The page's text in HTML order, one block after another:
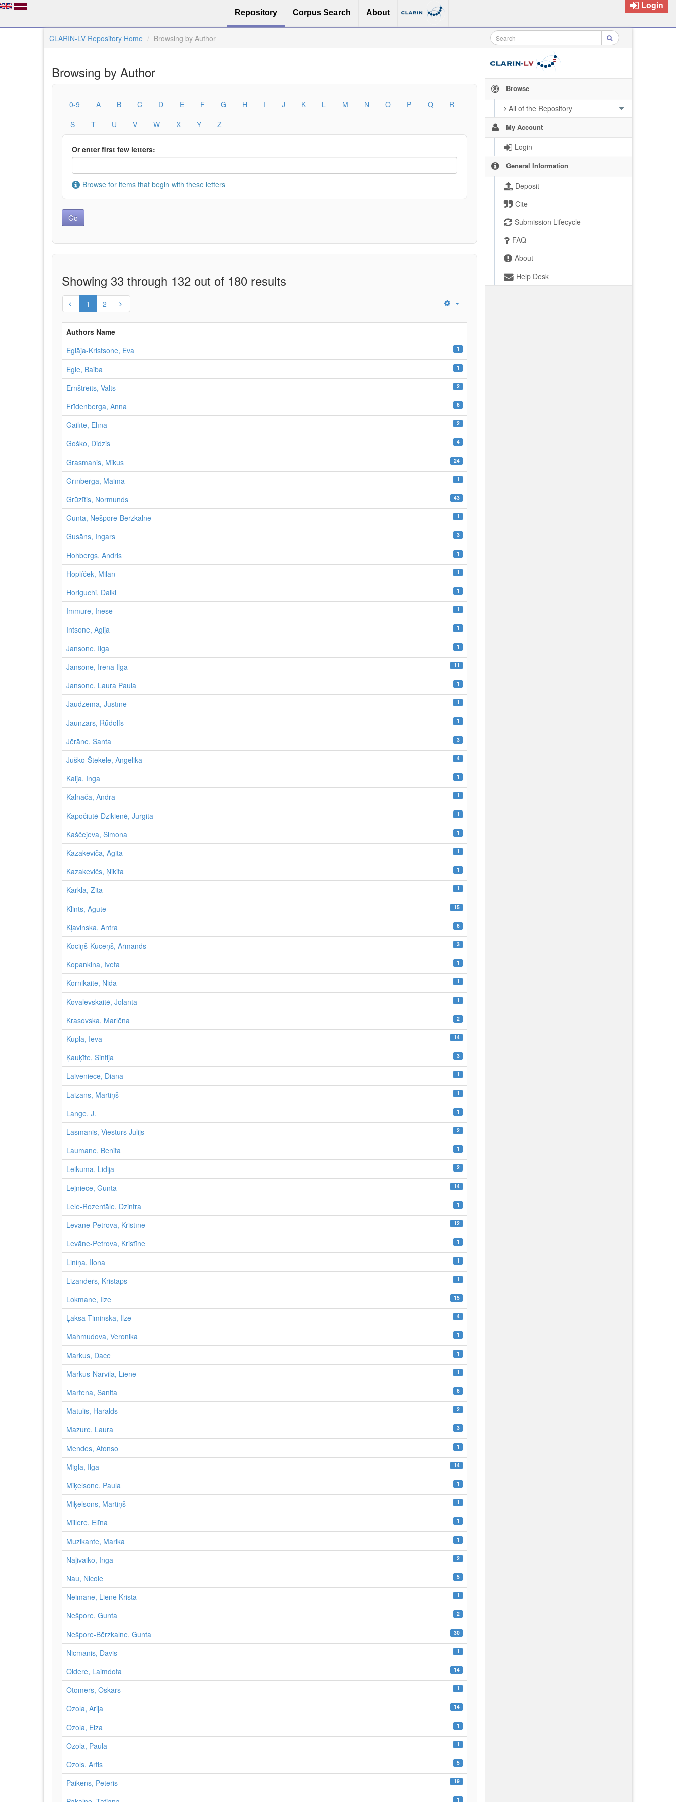
Repository Corpus Search About
Login
CLARIN-LV Repository Home Browsing by Author
Browse
All of the Repository
My Account
Login
General Information
Deposit
Cite
Submission Lifecycle
FAQ
About
Help Desk
Browsing by Author
0-9 A B C D E F G H I J K L M N O P Q
R
S
T U V W X Y Z
Or enter first few letters:
Browse for items that begin with these letters
Showing 33 through 132 out of 180 results
1 2
Authors Name
Eglāja-Kristsone, Eva
1
Egle, Baiba 1
Ernštreits, Valts 2
Frīdenberga, Anna 6
Gailīte, Elīna 2
Goško, Didzis 4
Grasmanis, Mikus 24
Grīnberga, Maima 1
Grūzītis, Normunds 43
Gunta, Nešpore-Bērzkalne 1
Gusāns, Ingars 3
Hohbergs, Andris 1
Hoplíček, Milan 1
Horiguchi, Daiki 1
Immure, Inese 1
Intsone, Agija 1
Jansone, Ilga 1
Jansone, Irēna Ilga 11
Jansone, Laura Paula 1
Jaudzema, Justīne 1
Jaunzars, Rūdolfs 1
Jērāne, Santa 3
Juško-Štekele, Angelika 4
Kaija, Inga 1
Kalnača, Andra 1
Kapočiūtė-Dzikienė, Jurgita 1
Kaščejeva, Simona 1
Kazakeviča, Agita 1
Kazakevičs, Ņikita 1
Kārkla, Zita 1
Klints, Agute 15
Kļavinska, Antra 6
Kociņš-Kūceņš, Armands 3
Kopankina, Iveta 1
Kornikaite, Nida 1
Kovalevskaitė, Jolanta 1
Krasovska, Marlēna 2
Kuplā, Ieva 14
Ķauķīte, Sintija 3
Laiveniece, Diāna 1
Laizāns, Mārtiņš 1
Lange, J. 1
Lasmanis, Viesturs Jūlijs 2
Laumane, Benita 1
Leikuma, Lidija 2
Lejniece, Gunta 14
Lele-Rozentāle, Dzintra 1
Levāne-Petrova, Kristīne 12
Levāne‑Petrova, Kristīne 1
Liniņa, Ilona 1
Lizanders, Kristaps 1
Lokmane, Ilze 15
Ļaksa-Timinska, Ilze 4
Mahmudova, Veronika 1
Markus, Dace 1
Markus-Narvila, Liene 1
Martena, Sanita 6
Matulis, Haralds 2
Mazure, Laura 3
Mendes, Afonso 1
Migla, Ilga 14
Miķelsone, Paula 1
Miķelsons, Mārtiņš 1
Millere, Elīna 1
Muzikante, Marika 1
Naļivaiko, Inga 2
Nau, Nicole 5
Neimane, Liene Krista 1
Nešpore, Gunta 2
Nešpore-Bērzkalne, Gunta 30
Nicmanis, Dāvis 1
Oldere, Laimdota 14
Otomers, Oskars 1
Ozola, Ārija 14
Ozola, Elza 1
Ozola, Paula 1
Ozols, Artis 5
Paikens, Pēteris 19
1